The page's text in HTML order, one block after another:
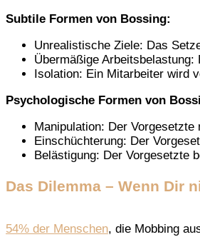
Subtile Formen von Bossing:
Unrealistische Ziele: Das
Übermäßige
Isolation: Ein Mitarbeiter wird
Psychologische Formen von
Manipulation: Der
Einschüchterung: Der
Belästigung: Der Vorgesetzte
Das Dilemma – Wenn Dir
54% der Menschen, die Mobbing